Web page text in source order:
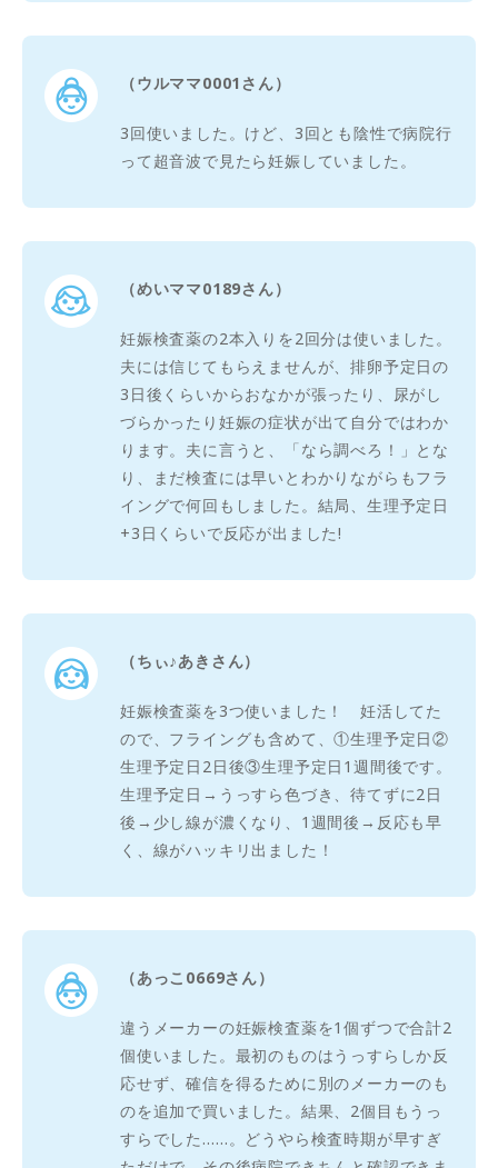
（ウルママ0001さん）
3回使いました。けど、3回とも陰性で病院行
って超音波で見たら妊娠していました。
（めいママ0189さん）
妊娠検査薬の2本入りを2回分は使いました。
夫には信じてもらえませんが、排卵予定日の
3日後くらいからおなかが張ったり、尿がし
づらかったり妊娠の症状が出て自分ではわか
ります。夫に言うと、「なら調べろ！」とな
り、まだ検査には早いとわかりながらもフラ
イングで何回もしました。結局、生理予定日
+3日くらいで反応が出ました!
（ちぃ♪あきさん）
妊娠検査薬を3つ使いました！ 妊活してた
ので、フライングも含めて、①生理予定日②
生理予定日2日後③生理予定日1週間後です。
生理予定日→うっすら色づき、待てずに2日
後→少し線が濃くなり、1週間後→反応も早
く、線がハッキリ出ました！
（あっこ0669さん）
違うメーカーの妊娠検査薬を1個ずつで合計2
個使いました。最初のものはうっすらしか反
応せず、確信を得るために別のメーカーのも
のを追加で買いました。結果、2個目もうっ
すらでした……。どうやら検査時期が早すぎ